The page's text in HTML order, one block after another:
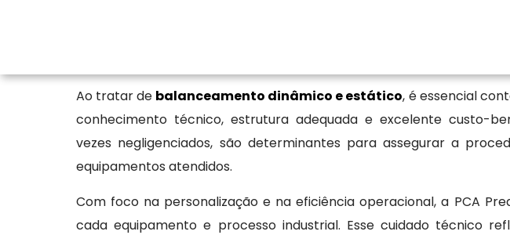
altamente especializada, com sólida experiência em análise
garantindo resultados confiáveis e alinhados às necessidades reais de
Ao tratar de balanceamento dinâmico e estático, é essencial
conhecimento técnico, estrutura adequada e excelente custo-
vezes negligenciados, são determinantes para assegurar a
equipamentos atendidos.
Com foco na personalização e na eficiência operacional, a PCA
cada equipamento e processo industrial. Esse cuidado técnico